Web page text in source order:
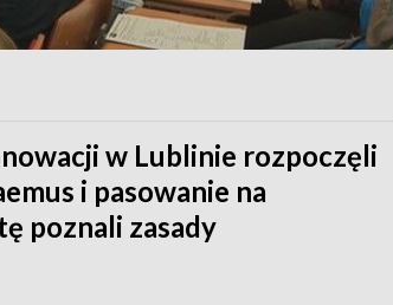
w Lublinie rozpoczęli
i pasowanie na
poznali zasady